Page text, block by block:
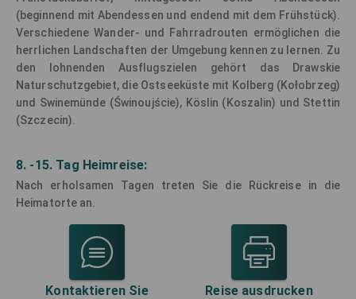
(beginnend mit Abendessen und endend mit dem Frühstück).
Verschiedene Wander- und Fahrradrouten ermöglichen die
herrlichen Landschaften der Umgebung kennen zu lernen. Zu
den lohnenden Ausflugszielen gehört das Drawskie
Naturschutzgebiet, die Ostseeküste mit Kolberg (Kołobrzeg)
und Swinemünde (Świnoujście), Köslin (Koszalin) und Stettin
(Szczecin).
8. -15. Tag Heimreise:
Nach erholsamen Tagen treten Sie die Rückreise in die
Heimatorte an.
Kontaktieren Sie
Reise ausdrucken